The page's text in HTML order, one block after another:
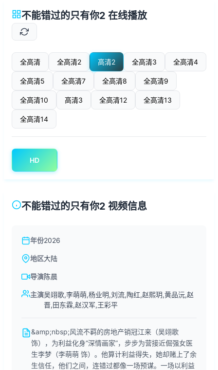
不能错过的只有你2 在线播放
全高清 全高清2 高清2 全高清3 全高清4
全高清5 全高清7 全高清8 全高清9
全高清10 高清3 全高清12 全高清13
全高清14
HD
不能错过的只有你2 视频信息
年份2026
地区大陆
导演陈晨
主演吴翊歌,李萌萌,杨业明,刘流,陶红,赵熙玥,黄品沅,赵
晋,田东霖,赵汉军,王彩平
&amp;nbsp;风流不羁的房地产销冠江来（吴翊歌
饰），为利益化身“深情画家”，步步为营接近倔强女医
生李梦（李萌萌 饰）。他算计利益得失，她却赌上了余
生信任，他们之间，连错过都像一场预谋。一场以利益